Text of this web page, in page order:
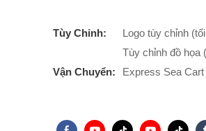
Tùy Chỉnh:
Logo tùy chỉnh
Tùy chỉnh đồ họa
Vận Chuyển:
Express Sea Cart